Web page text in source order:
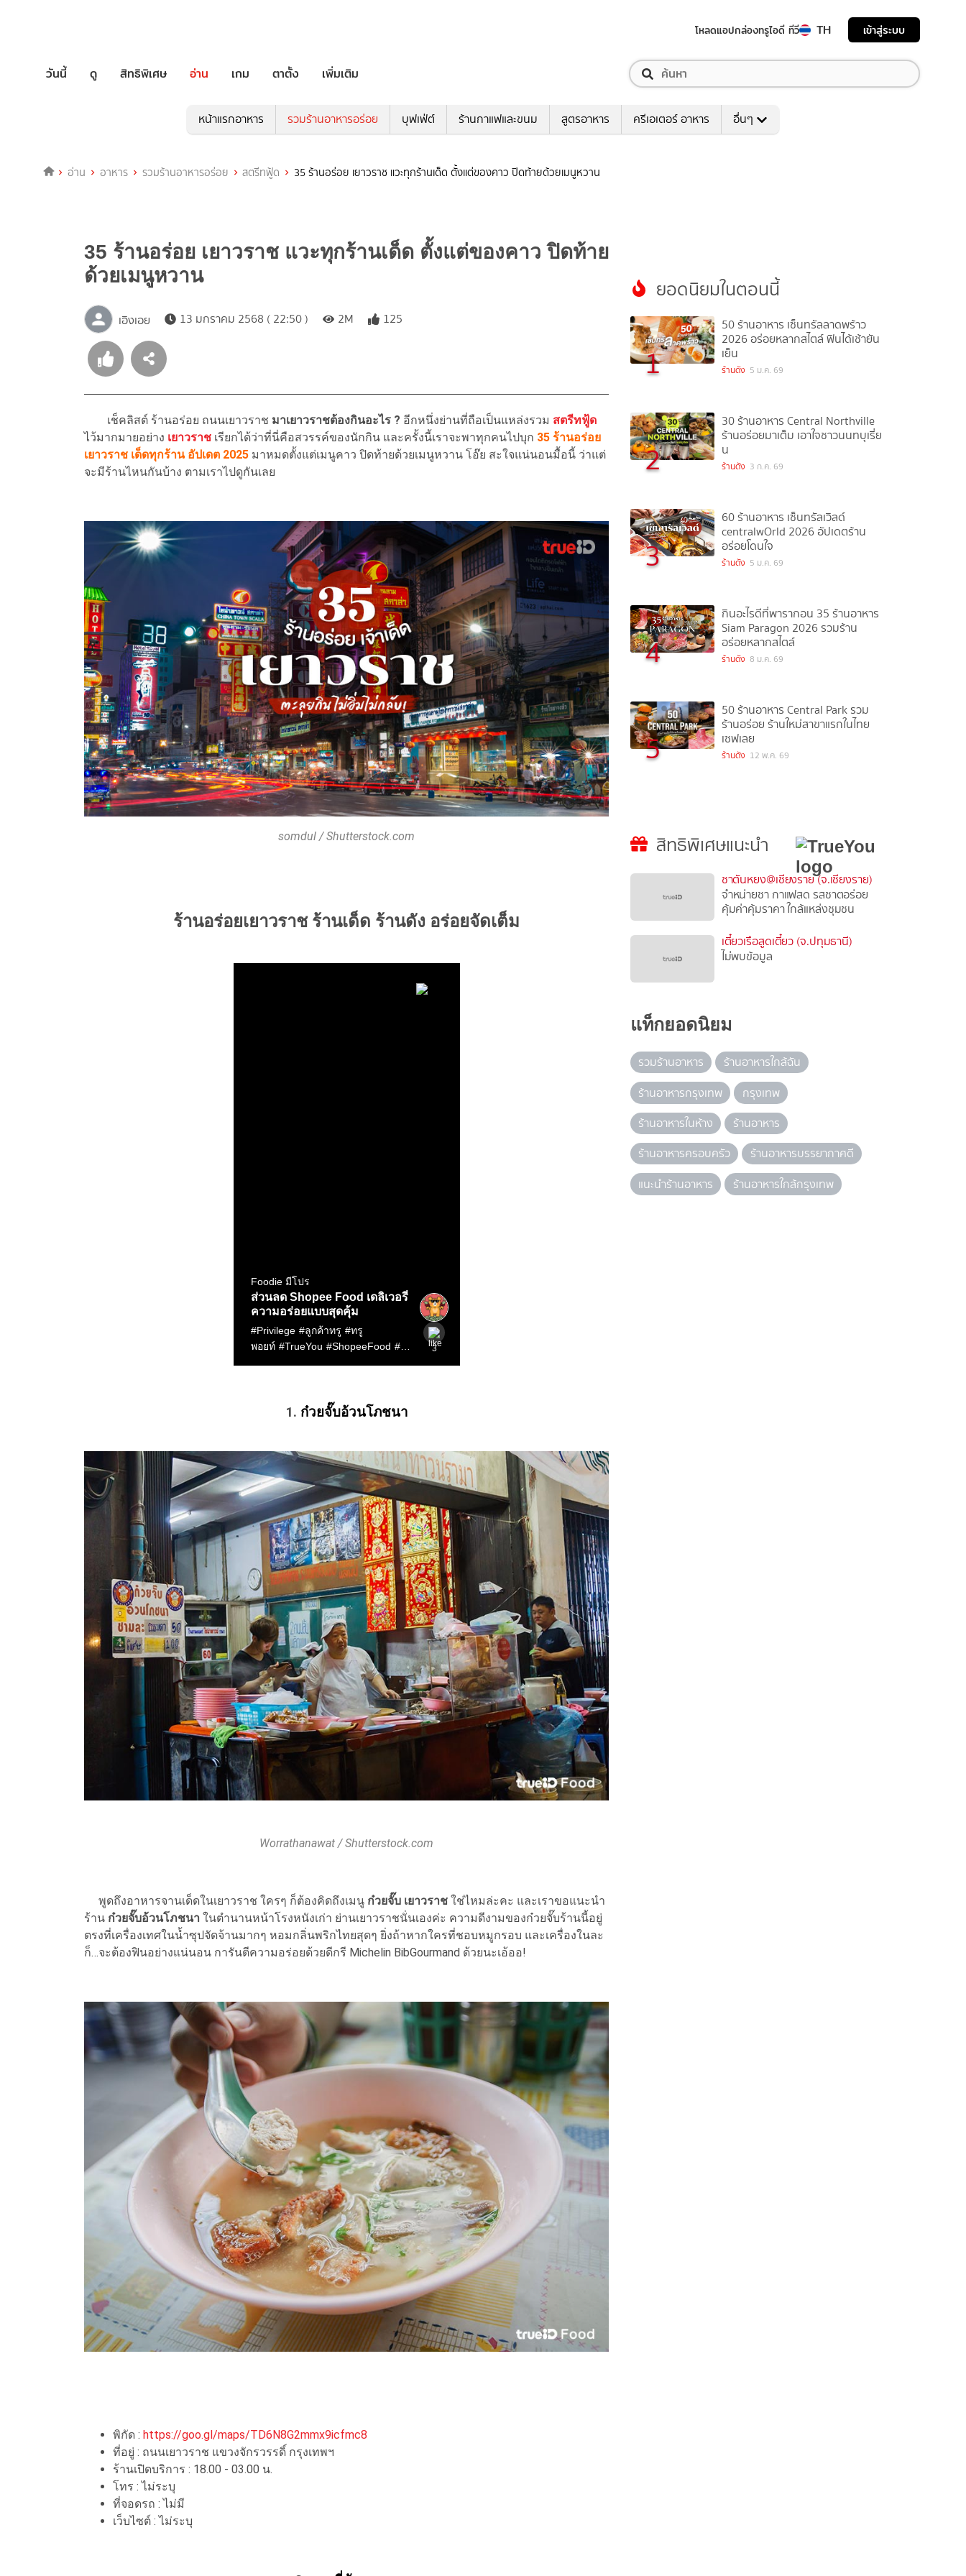
โหลดแอปกล่องทรูไอดี ทีวี TH เข้าสู่ระบบ
วันนี้ ดู สิทธิพิเศษ อ่าน เกม ตาตั้ง เพิ่มเติม
หน้าแรกอาหาร รวมร้านอาหารอร่อย บุฟเฟ่ต์ ร้านกาแฟและขนม สูตรอาหาร ครีเอเตอร์ อาหาร อื่นๆ
อ่าน อาหาร รวมร้านอาหารอร่อย สตรีทฟู้ด 35 ร้านอร่อย เยาวราช แวะทุกร้านเด็ด ตั้งแต่ของคาว ปิดท้ายด้วยเมนูหวาน
35 ร้านอร่อย เยาวราช แวะทุกร้านเด็ด ตั้งแต่ของคาว ปิดท้าย
ด้วยเมนูหวาน
เอิงเอย 13 มกราคม 2568 ( 22:50 ) 2M 125
เช็คลิสต์ ร้านอร่อย ถนนเยาวราช มาเยาวราชต้องกินอะไร ? อีกหนึ่งย่านที่ถือเป็นแหล่งรวม สตรีทฟู้ด
ไว้มากมายอย่าง เยาวราช เรียกได้ว่าที่นี่คือสวรรค์ของนักกิน และครั้งนี้เราจะพาทุกคนไปบุก 35 ร้านอร่อย
เยาวราช เด็ดทุกร้าน อัปเดต 2025 มาหมดตั้งแต่เมนูคาว ปิดท้ายด้วยเมนูหวาน โอ๊ย สะใจแน่นอนมื้อนี้ ว่าแต่
จะมีร้านไหนกันบ้าง ตามเราไปดูกันเลย
somdul / Shutterstock.com
ร้านอร่อยเยาวราช ร้านเด็ด ร้านดัง อร่อยจัดเต็ม
1. ก๋วยจั๊บอ้วนโภชนา
Worrathanawat / Shutterstock.com
พูดถึงอาหารจานเด็ดในเยาวราช ใครๆ ก็ต้องคิดถึงเมนู ก๋วยจั๊บ เยาวราช ใช่ไหมล่ะคะ และเราขอแนะนำ
ร้าน ก๋วยจั๊บอ้วนโภชนา ในตำนานหน้าโรงหนังเก่า ย่านเยาวราชนั่นเองค่ะ ความดีงามของก๋วยจั๊บร้านนี้อยู่
ตรงที่เครื่องเทศในน้ำซุปจัดจ้านมากๆ หอมกลิ่นพริกไทยสุดๆ ยิ่งถ้าหากใครที่ชอบหมูกรอบ และเครื่องในละ
ก็…จะต้องฟินอย่างแน่นอน การันตีความอร่อยด้วยดีกรี Michelin BibGourmand ด้วยนะเอ้ออ!
พิกัด : https://goo.gl/maps/TD6N8G2mmx9icfmc8
ที่อยู่ : ถนนเยาวราช แขวงจักรวรรดิ์ กรุงเทพฯ
ร้านเปิดบริการ : 18.00 - 03.00 น.
โทร : ไม่ระบุ
ที่จอดรถ : ไม่มี
เว็บไซต์ : ไม่ระบุ
ยอดนิยมในตอนนี้
1
50 ร้านอาหาร เซ็นทรัลลาดพร้าว
2026 อร่อยหลากสไตล์ ฟินได้เช้ายัน
เย็น
ร้านดัง 5 ม.ค. 69
2
30 ร้านอาหาร Central Northville
ร้านอร่อยมาเต็ม เอาใจชาวนนทบุเรี่ย
น
ร้านดัง 3 ก.ค. 69
3
60 ร้านอาหาร เซ็นทรัลเวิลด์
centralwOrld 2026 อัปเดตร้าน
อร่อยโดนใจ
ร้านดัง 5 ม.ค. 69
4
กินอะไรดีที่พารากอน 35 ร้านอาหาร
Siam Paragon 2026 รวมร้าน
อร่อยหลากสไตล์
ร้านดัง 8 ม.ค. 69
5
50 ร้านอาหาร Central Park รวม
ร้านอร่อย ร้านใหม่สาขาแรกในไทย
เซฟเลย
ร้านดัง 12 พ.ค. 69
สิทธิพิเศษแนะนำ
ชาตันหยง@เชียงราย (จ.เชียงราย)
จำหน่ายชา กาแฟสด รสชาตอร่อย
คุ้มค่าคุ้มราคา ใกล้แหล่งชุมชน
เตี๋ยวเรือสูดเตี๋ยว (จ.ปทุมธานี)
ไม่พบข้อมูล
แท็กยอดนิยม
รวมร้านอาหาร
ร้านอาหารใกล้ฉัน
ร้านอาหารกรุงเทพ
กรุงเทพ
ร้านอาหารในห้าง
ร้านอาหาร
ร้านอาหารครอบครัว
ร้านอาหารบรรยากาศดี
แนะนำร้านอาหาร
ร้านอาหารใกล้กรุงเทพ